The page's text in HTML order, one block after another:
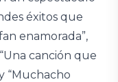
éxitos que
enamorada”,
“Una canción que
“Muchacho